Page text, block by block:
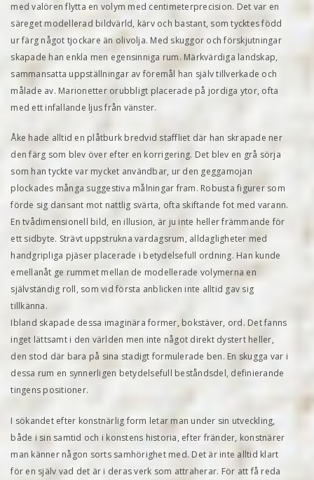
med valören flytta en volym med centimeterprecision. Det var en
säreget modellerad bildvärld, kärv och bastant, som tycktes född
ur färg något tjockare än olivolja. Med skuggor och förskjutningar
skapade han enkla men egensinniga rum. Märkvärdiga landskap,
sammansatta uppställningar av föremål han själv tillverkade och
målade av. Marionetter orubbligt placerade på jordiga ytor, ofta
med ett infallande ljus från vänster.
Åke hade alltid en plåtburk bredvid staffliet där han skrapade ner
den färg som blev över efter en korrigering. Det blev en grå sörja
som han tyckte var mycket användbar, ur den geggamojan
plockades många suggestiva målningar fram. Robusta figurer som
förde sig dansant mot nattlig svärta, ofta skiftande fot med varann.
En tvådimensionell bild, en illusion, är ju inte heller främmande för
ett sidbyte. Strävt uppstrukna vardagsrum, alldagligheter med
handgripliga pjäser placerade i betydelsefull ordning. Han kunde
emellanåt ge rummet mellan de modellerade volymerna en
självständig roll, som vid första anblicken inte alltid gav sig
tillkänna.
Ibland skapade dessa imaginära former, bokstäver, ord. Det fanns
inget lättsamt i den världen men inte något direkt dystert heller,
den stod där bara på sina stadigt formulerade ben. En skugga var i
dessa rum en synnerligen betydelsefull beståndsdel, definierande
tingens positioner.
I sökandet efter konstnärlig form letar man under sin utveckling,
både i sin samtid och i konstens historia, efter fränder, konstnärer
man känner någon sorts samhörighet med. Det är inte alltid klart
för en själv vad det är i deras verk som attraherar. För att få reda